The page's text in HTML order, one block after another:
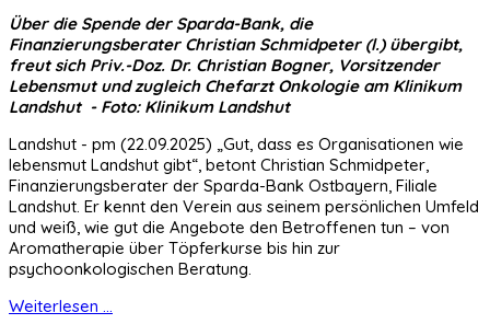
Über die Spende der Sparda-Bank, die
Finanzierungsberater Christian Schmidpeter (l.) übergibt,
freut sich Priv.-Doz. Dr. Christian Bogner, Vorsitzender
Lebensmut und zugleich Chefarzt Onkologie am Klinikum
Landshut - Foto: Klinikum Landshut
Landshut - pm (22.09.2025) „Gut, dass es Organisationen wie
lebensmut Landshut gibt“, betont Christian Schmidpeter,
Finanzierungsberater der Sparda-Bank Ostbayern, Filiale
Landshut. Er kennt den Verein aus seinem persönlichen Umfeld
und weiß, wie gut die Angebote den Betroffenen tun – von
Aromatherapie über Töpferkurse bis hin zur
psychoonkologischen Beratung.
Weiterlesen ...